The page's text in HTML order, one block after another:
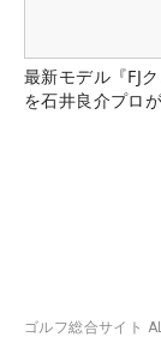
最新モデル『FJク
を石井良介プロ
ゴルフ総合サイト